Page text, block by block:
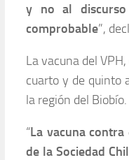
y no al discurso
comprobable”,
La vacuna del
cuarto y de quinto
la región del Biobío.
“La vacuna
de la Sociedad